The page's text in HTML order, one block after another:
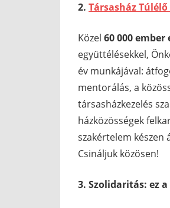
2. Társasház
Közel 60 000
együttélésekkel,
év munkájával:
mentorálás, a
társasházkezelés
házközösségek
szakértelem készen
Csináljuk közösen!
3. Szolidaritás: ez